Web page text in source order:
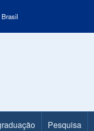
Pesquisa